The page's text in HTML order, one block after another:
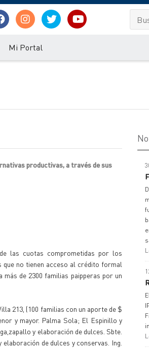
Mi Portal
productivas, a través de sus
las cuotas comprometidas por los
que no tienen acceso al crédito formal
de 2300 familias paipperas por un
213, (100 familias con un aporte de $
y mayor. Palma Sola; El Espinillo y
y elaboración de dulces. Sbte.
de dulces y conservas. Ing.